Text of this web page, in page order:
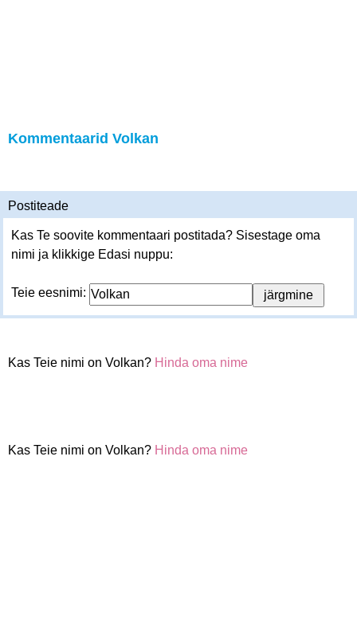
Kommentaarid Volkan
Postiteade
Kas Te soovite kommentaari postitada? Sisestage oma
nimi ja klikkige Edasi nuppu:
Teie eesnimi:
Kas Teie nimi on Volkan? Hinda oma nime
Kas Teie nimi on Volkan? Hinda oma nime